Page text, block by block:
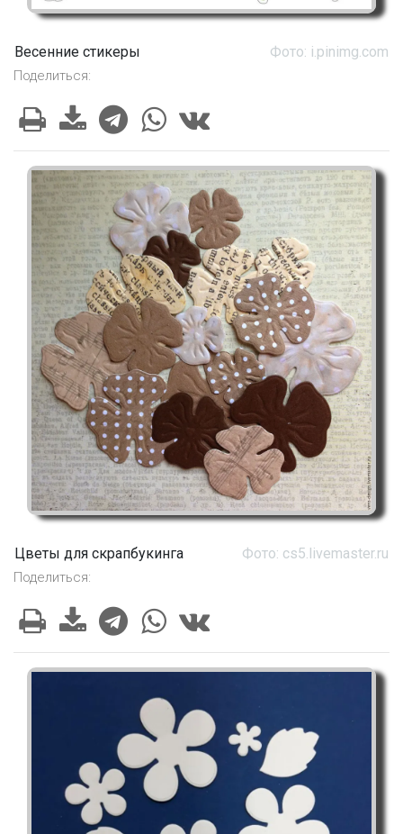
Весенние стикеры Фото: i.pinimg.com
Поделиться:
Цветы для скрапбукинга Фото: cs5.livemaster.ru
Поделиться: